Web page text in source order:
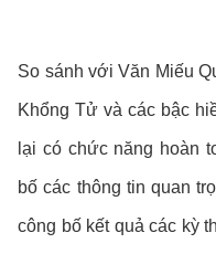
So sánh với Văn Miếu
Khổng Tử và các bậc
lại có chức năng hoàn
bố các thông tin quan
công bố kết quả các kỳ